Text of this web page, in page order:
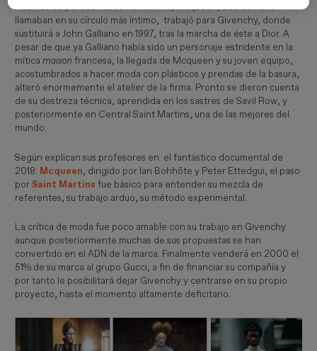
Además de para su marca homónima, Mcqueen, Lee como le
llamaban en su círculo más íntimo, trabajó para Givenchy, donde
sustituirá a John Galliano en 1997, tras la marcha de éste a Dior. A
pesar de que ya Galliano había sido un personaje estridente en la
míticamaison francesa, la llegada de Mcqueen y su joven equipo,
acostumbrados a hacer moda con plásticos y prendas de la basura,
alteró enormemente el atelier de la firma. Pronto se dieron cuenta
de su destreza técnica, aprendida en los sastres de Savil Row, y
posteriormente en Central Saint Martins, una de las mejores del
mundo.
Según explican sus profesores en el fantástico documental de
2018: Mcqueen, dirigido por Ian Bohhôte y Peter Ettedgui, el paso
porSaint Martins fue básico para entender su mezcla de
referentes, su trabajo arduo, su método experimental.
La crítica de moda fue poco amable con su trabajo en Givenchy
aunque posteriormente muchas de sus propuestas se han
convertido en el ADN de la marca. Finalmente venderá en 2000 el
51% de su marca al grupo Gucci, a fin de financiar su compañía y
por tanto le posibilitará dejar Givenchy y centrarse en su propio
proyecto, hasta el momento altamente deficitario.